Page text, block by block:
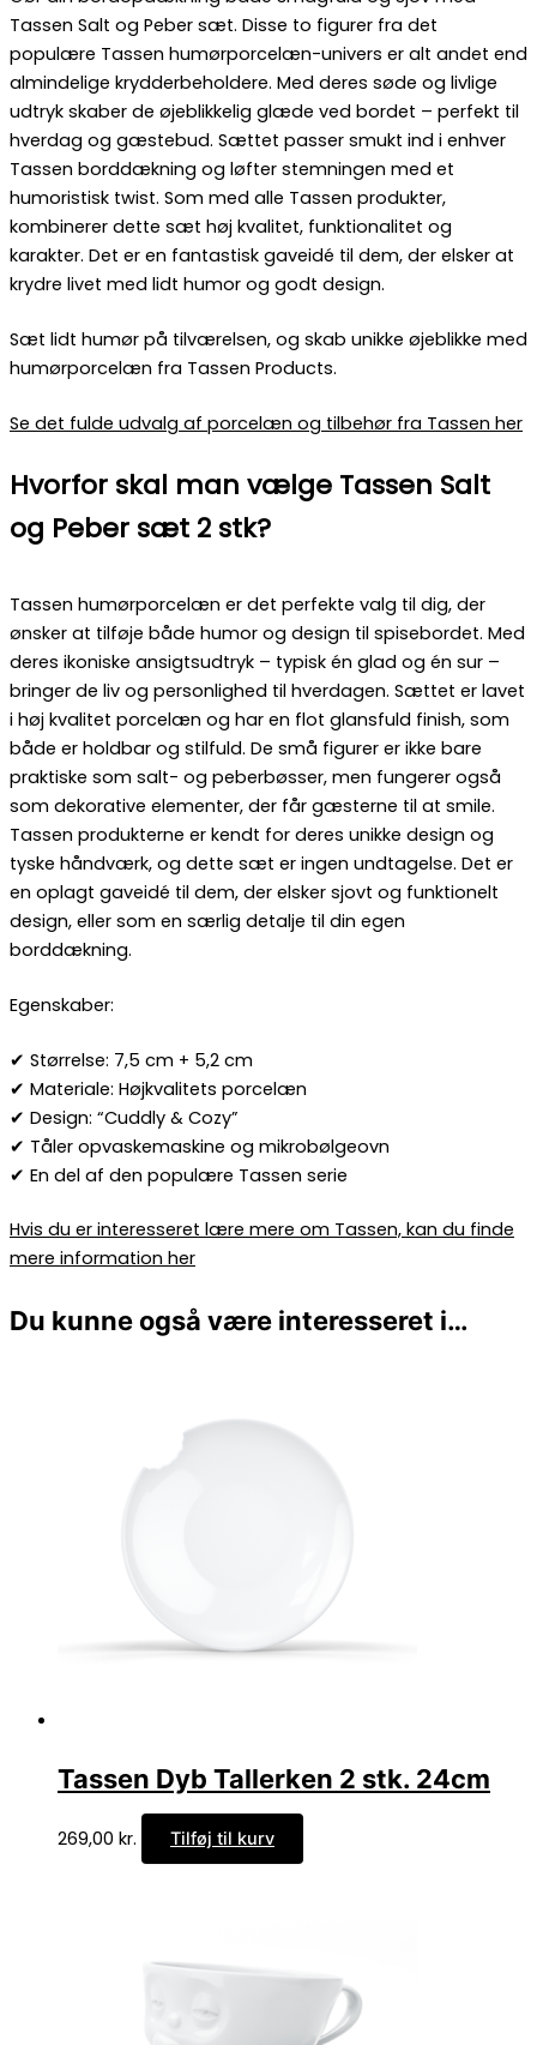
Tassen Salt og Peber sæt. Disse to figurer fra det
populære Tassen humørporcelæn-univers er alt andet end
almindelige krydderbeholdere. Med deres søde og livlige
udtryk skaber de øjeblikkelig glæde ved bordet – perfekt til
hverdag og gæstebud. Sættet passer smukt ind i enhver
Tassen borddækning og løfter stemningen med et
humoristisk twist. Som med alle Tassen produkter,
kombinerer dette sæt høj kvalitet, funktionalitet og
karakter. Det er en fantastisk gaveidé til dem, der elsker at
krydre livet med lidt humor og godt design.
Sæt lidt humør på tilværelsen, og skab unikke øjeblikke med
humørporcelæn fra Tassen Products.
Se det fulde udvalg af porcelæn og tilbehør fra Tassen her
Hvorfor skal man vælge Tassen Salt
og Peber sæt 2 stk?
Tassen humørporcelæn er det perfekte valg til dig, der
ønsker at tilføje både humor og design til spisebordet. Med
deres ikoniske ansigtsudtryk – typisk én glad og én sur –
bringer de liv og personlighed til hverdagen. Sættet er lavet
i høj kvalitet porcelæn og har en flot glansfuld finish, som
både er holdbar og stilfuld. De små figurer er ikke bare
praktiske som salt- og peberbøsser, men fungerer også
som dekorative elementer, der får gæsterne til at smile.
Tassen produkterne er kendt for deres unikke design og
tyske håndværk, og dette sæt er ingen undtagelse. Det er
en oplagt gaveidé til dem, der elsker sjovt og funktionelt
design, eller som en særlig detalje til din egen
borddækning.
Egenskaber:
✔ Størrelse: 7,5 cm + 5,2 cm
✔ Materiale: Højkvalitets porcelæn
✔ Design: “Cuddly & Cozy”
✔ Tåler opvaskemaskine og mikrobølgeovn
✔ En del af den populære Tassen serie
Hvis du er interesseret lære mere om Tassen, kan du finde
mere information her
Du kunne også være interesseret i…
Tassen Dyb Tallerken 2 stk. 24cm
269,00 kr. Tilføj til kurv